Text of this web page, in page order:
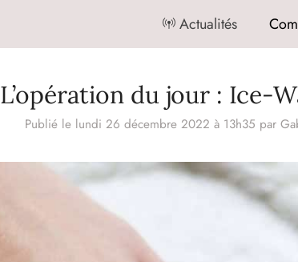
Actualités
L’opération du jour : Ice-
Publié le lundi 26 décembre 2022 à 13h35 par